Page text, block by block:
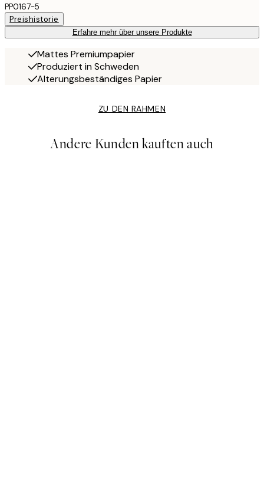
PP0167-5
Preishistorie
Erfahre mehr über unsere Produkte
Mattes Premiumpapier
Produziert in Schweden
Alterungsbeständiges Papier
ZU DEN RAHMEN
Andere Kunden kauften auch